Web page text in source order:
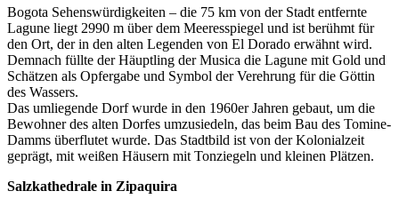
Bogota Sehenswürdigkeiten – die 75 km von der Stadt entfernte
Lagune liegt 2990 m über dem Meeresspiegel und ist berühmt für
den Ort, der in den alten Legenden von El Dorado erwähnt wird.
Demnach füllte der Häuptling der Musica die Lagune mit Gold und
Schätzen als Opfergabe und Symbol der Verehrung für die Göttin
des Wassers.
Das umliegende Dorf wurde in den 1960er Jahren gebaut, um die
Bewohner des alten Dorfes umzusiedeln, das beim Bau des Tomine-
Damms überflutet wurde. Das Stadtbild ist von der Kolonialzeit
geprägt, mit weißen Häusern mit Tonziegeln und kleinen Plätzen.
Salzkathedrale in Zipaquira